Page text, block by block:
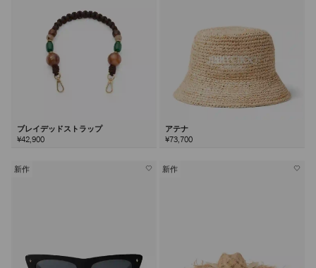
ブレイデッドストラップ
¥42,900
アテナ
¥73,700
新作 新作